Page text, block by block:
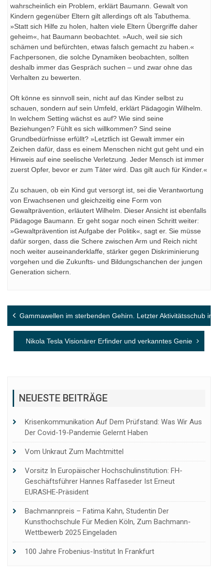
wahrscheinlich ein Problem, erklärt Baumann. Gewalt von
Kindern gegenüber Eltern gilt allerdings oft als Tabuthema.
»Statt sich Hilfe zu holen, halten viele Eltern Übergriffe daher
geheim«, hat Baumann beobachtet. »Auch, weil sie sich
schämen und befürchten, etwas falsch gemacht zu haben.«
Fachpersonen, die solche Dynamiken beobachten, sollten
deshalb immer das Gespräch suchen – und zwar ohne das
Verhalten zu bewerten.
Oft könne es sinnvoll sein, nicht auf das Kinder selbst zu
schauen, sondern auf sein Umfeld, erklärt Pädagogin Wilhelm.
In welchem Setting wächst es auf? Wie sind seine
Beziehungen? Fühlt es sich willkommen? Sind seine
Grundbedürfnisse erfüllt? »Letztlich ist Gewalt immer ein
Zeichen dafür, dass es einem Menschen nicht gut geht und ein
Hinweis auf eine seelische Verletzung. Jeder Mensch ist immer
zuerst Opfer, bevor er zum Täter wird. Das gilt auch für Kinder.«
Zu schauen, ob ein Kind gut versorgt ist, sei die Verantwortung
von Erwachsenen und gleichzeitig eine Form von
Gewaltprävention, erläutert Wilhelm. Dieser Ansicht ist ebenfalls
Pädagoge Baumann. Er geht sogar noch einen Schritt weiter:
»Gewaltprävention ist Aufgabe der Politik«, sagt er. Sie müsse
dafür sorgen, dass die Schere zwischen Arm und Reich nicht
noch weiter auseinanderklaffe, stärker gegen Diskriminierung
vorgehen und die Zukunfts- und Bildungschanchen der jungen
Generation sichern.
Beitragsnavigation
Gammawellen im sterbenden Gehirn. Letzter Aktivitätsschub
Nikola Tesla Visionärer Erfinder und verkanntes Genie
NEUESTE BEITRÄGE
Krisenkommunikation Auf Dem Prüfstand: Was Wir Aus
Der Covid-19-Pandemie Gelernt Haben
Vom Unkraut Zum Machtmittel
Vorsitz In Europäischer Hochschulinstitution: FH-
Geschäftsführer Hannes Raffaseder Ist Erneut
EURASHE-Präsident
Bachmannpreis – Fatima Kahn, Studentin Der
Kunsthochschule Für Medien Köln, Zum Bachmann-
Wettbewerb 2025 Eingeladen
100 Jahre Frobenius-Institut In Frankfurt